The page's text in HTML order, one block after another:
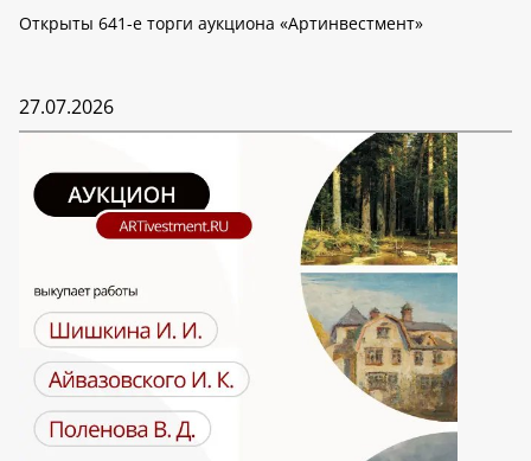
Открыты 641-е торги аукциона «Артинвестмент»
27.07.2026